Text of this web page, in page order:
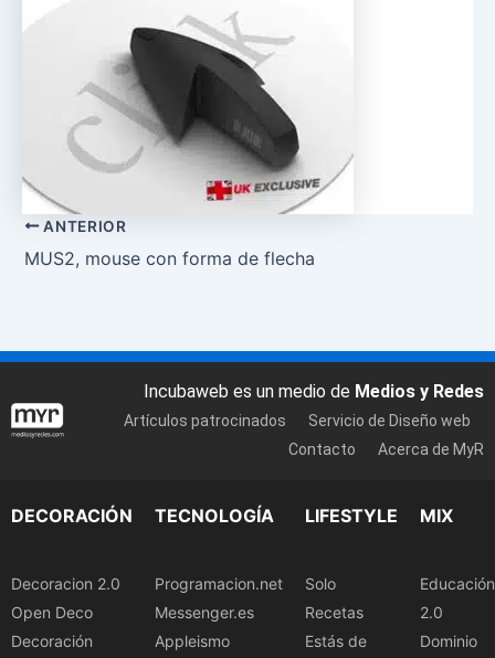
ANTERIOR
MUS2, mouse con forma de flecha
Incubaweb es un medio de Medios y Redes
Artículos patrocinados
Servicio de Diseño web
Contacto
Acerca de MyR
DECORACIÓN
Decoracion 2.0
Open Deco
Decoración
TECNOLOGÍA
Programacion.net
Messenger.es
Appleismo
LIFESTYLE
Solo
Recetas
Estás de
MIX
Educación
2.0
Dominio